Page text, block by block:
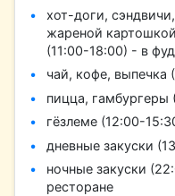
хот-доги,
жареной
(11:00-18:00) - в
чай, кофе, выпечка
пицца, гамбургеры
гёзлеме (12:00-
дневные закуски
ночные закуски
ресторане